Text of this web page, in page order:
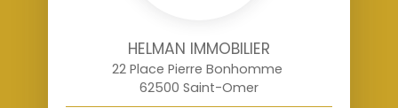
HELMAN IMMOBILIER
22 Place Pierre Bonhomme
62500 Saint-Omer